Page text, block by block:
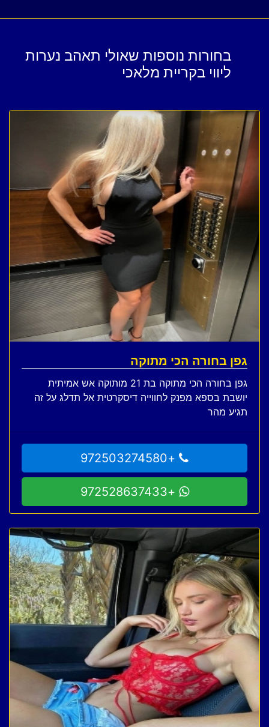
בחורות נוספות שאולי תאהב נערות
ליווי בקריית מלאכי
גפן בחורה הכי מתוקה
גפן בחורה הכי מתוקה בת 21 מותוקה אש אמיתית
יושבת בספא מפנק לחווייה דיסקרטית אל תדלג על זה
תגיע מהר
+972503274580
+972528637433